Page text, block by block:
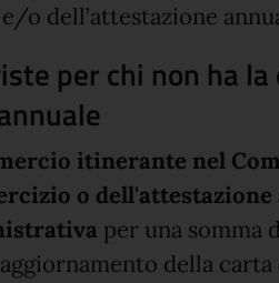
o dell’attestazione
per chi non ha
itinerante nel
o dell'attestazione
per una somma
della